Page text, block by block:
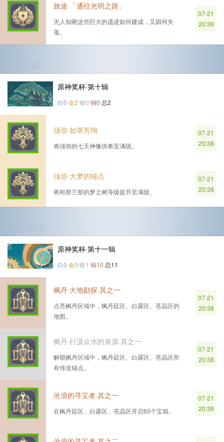
旅途·「通往光明之路」
无人知晓这些巨大的遗迹如何建成，又因何失
落。
07-21
20:39
原神奖杯·第十辑
白0 金2 银0 铜0 总2
须弥·如草芳绚
将须弥的七天神像供奉至满级。
07-21
20:38
须弥·大梦的锚点
将桓那兰那的梦之树等级提升至满级。
07-21
20:38
原神奖杯·第十一辑
白0 金0 银1 铜10 总11
枫丹·大地勘探·其之一
点亮枫丹区域中，枫丹廷区、白露区、苍晶区的
地图。
07-21
20:38
枫丹·行汲众水的泉源·其之一
解锁枫丹区域中，枫丹廷区、白露区、苍晶区所
有传送锚点。
07-21
20:38
沧浪的寻宝者·其之一
在枫丹廷区、白露区、苍晶区开启60个宝箱。
07-21
20:38